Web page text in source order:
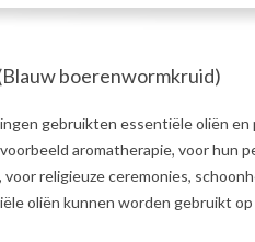
boerenwormkruid)
gebruikten essentiële oliën
aromatherapie, voor hun
voor religieuze ceremonies,
oliën kunnen worden gebruikt